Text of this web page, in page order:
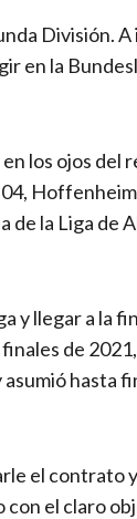
División. A
en la
los ojos del
de la Liga de
y llegar a la
de
hasta
el contrato
el claro